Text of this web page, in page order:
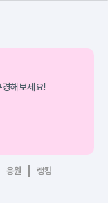
해보세요!
응원 랭킹